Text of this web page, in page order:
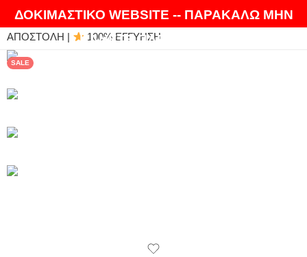
ΔΟΚΙΜΑΣΤΙΚΟ WEBSITE -- ΠΑΡΑΚΑΛΩ ΜΗΝ
ΚΑΝΕΤΕ ΠΑΡΑΓΓΕΛΙΕΣ
ΘΑ ΛΑΤΡΕΨΕΤΕ ΤΑ ΠΡΟΪΟΝΤΑ ΜΑΣ | EXPRESS
ΑΠΟΣΤΟΛΗ | 100% ΕΓΓΥΗΣΗ
SALE